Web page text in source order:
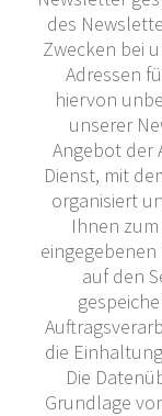
des
Zwecken bei
Adressen
hiervon
unserer
Angebot der
Dienst, mit
organisiert
Ihnen
eingegebenen
auf den
die
Die
Grundlage